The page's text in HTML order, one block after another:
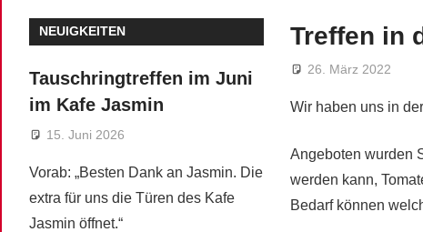
Treffen in
26. März 2022
Wir haben uns in
Angeboten wurden
werden kann,
Bedarf können
NEUIGKEITEN
Tauschringtreffen im Juni
im Kafe Jasmin
15. Juni 2026
Vorab: „Besten Dank an Jasmin. Die
extra für uns die Türen des Kafe
Jasmin öffnet.“